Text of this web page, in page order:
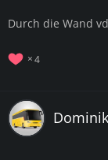
Durch die Wand
4